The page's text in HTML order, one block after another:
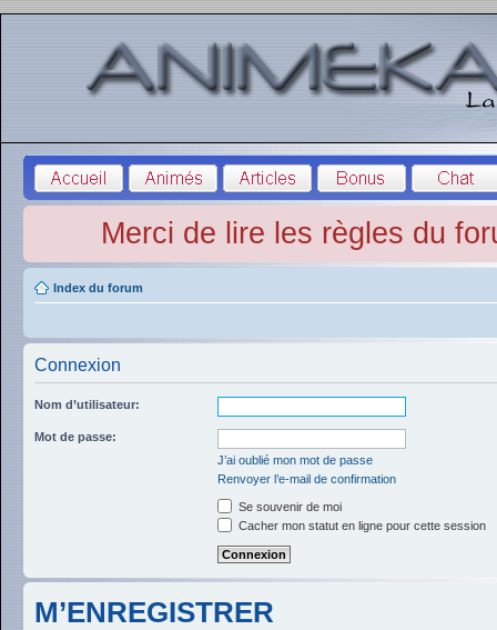
Merci de lire les règles du
Index du forum
Connexion
Nom d’utilisateur:
Mot de passe:
J’ai oublié mon mot de passe
Renvoyer l’e-mail de confirmation
Se souvenir de moi
Cacher mon statut en ligne pour cette session
M’ENREGISTRER